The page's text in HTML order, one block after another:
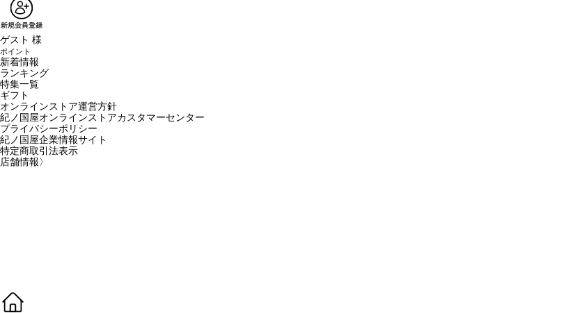
ゲスト 様
ポイント
新着情報
ランキング
特集一覧
ギフト
オンラインストア運営方針
紀ノ国屋オンラインストアカスタマーセンター
プライバシーポリシー
紀ノ国屋企業情報サイト
特定商取引法表示
店舗情報〉